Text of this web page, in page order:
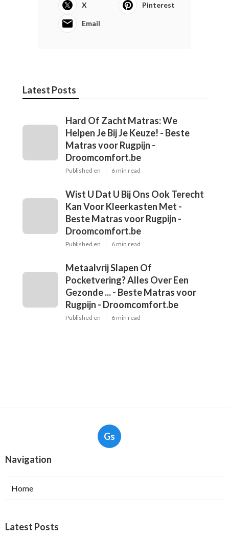
X Pinterest
Email
Latest Posts
Hard Of Zacht Matras: We
Helpen Je Bij Je Keuze! - Beste
Matras voor Rugpijn -
Droomcomfort.be
Published en 6 min read
Wist U Dat U Bij Ons Ook Terecht
Kan Voor Kleerkasten Met -
Beste Matras voor Rugpijn -
Droomcomfort.be
Published en 6 min read
Metaalvrij Slapen Of
Pocketvering? Alles Over Een
Gezonde ... - Beste Matras voor
Rugpijn - Droomcomfort.be
Published en 6 min read
Gs
Navigation
Home
Latest Posts